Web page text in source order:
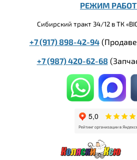
РЕЖИМ
Сибирский тракт 34/12 в ТК
+7 (917) 898-42-94
+7 (987) 420-62-68 (